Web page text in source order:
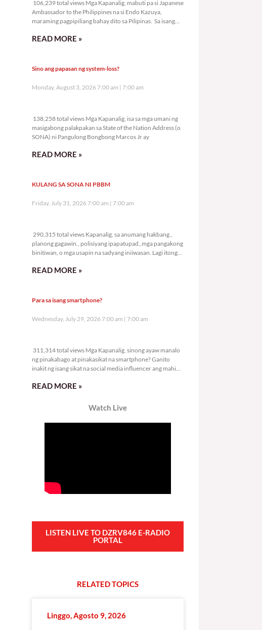
106,239 total views Mga Kapanalig, mabuti pa si Japanese
Ambassador to the Philippines na si Endo Kazuya,
maraming pagpipiliang bahay dito sa Pilipinas. Sa isang
READ MORE »
Sino ang papasan ng system-loss?
Monday, August 3, 2026 7:00 am 7:00 am
138,258 total views Mga Kapanalig, isa sa mga umani ng
masigabong palakpakan sa State of the Nation Address (o
SONA) ni Pangulong Bongbong Marcos Jr ay
READ MORE »
KULANG SA SONA NI PBBM
Friday, July 31, 2026 7:00 am 7:00 am
290,315 total views Kapanalig, sa anumang hakbang.,
planong gagawin., polisiyang ipapatupad.,mga pangakong
binitiwan, o mga usapin na sadyang iniiwasan. Lagi itong
READ MORE »
Para sa isang smartphone?
Wednesday, July 29, 2026 7:00 am 7:00 am
311,314 total views Mga Kapanalig, sinong ayaw manalo
ng pinakabago at pinakasikat na smartphone? Ganito
inakit ng isang sikat na social media influencer ang mahigit
READ MORE »
Watch Live
LISTEN LIVE TO DZRV846 E-RADIO
PORTAL
RELATEDTOPICS
Linggo, Agosto 9, 2026